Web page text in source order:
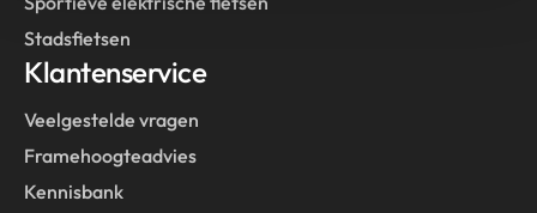
Stadsfietsen
Klantenservice
Veelgestelde vragen
Framehoogteadvies
Kennisbank